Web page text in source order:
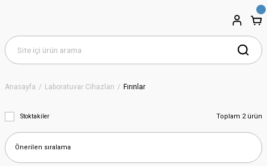
Anasayfa Laboratuvar Cihazları Fırınlar
Stoktakiler Toplam 2 ürün